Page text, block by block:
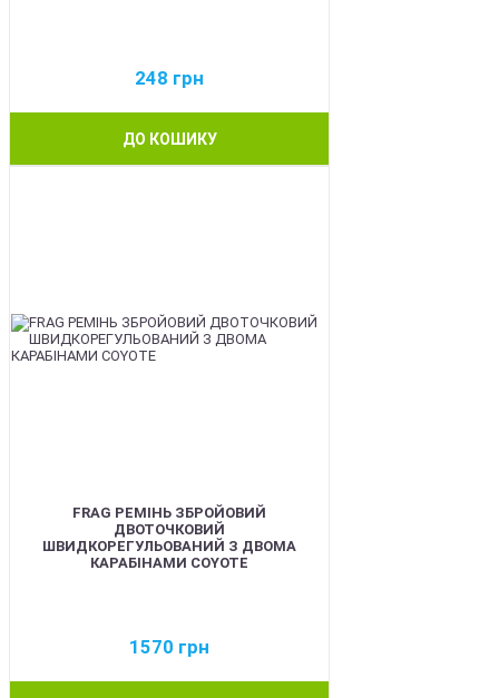
248 грн
ДО КОШИКУ
FRAG РЕМІНЬ ЗБРОЙОВИЙ
ДВОТОЧКОВИЙ
ШВИДКОРЕГУЛЬОВАНИЙ З ДВОМА
КАРАБІНАМИ COYOTE
1570 грн